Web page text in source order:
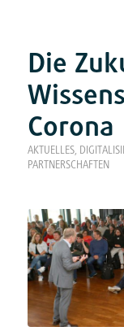
Die
Corona
AKTUELLES,
PARTNERSCHAFTEN